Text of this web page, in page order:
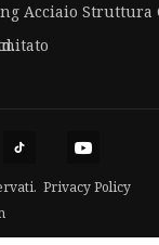
Acciaio Struttura
Privacy Policy